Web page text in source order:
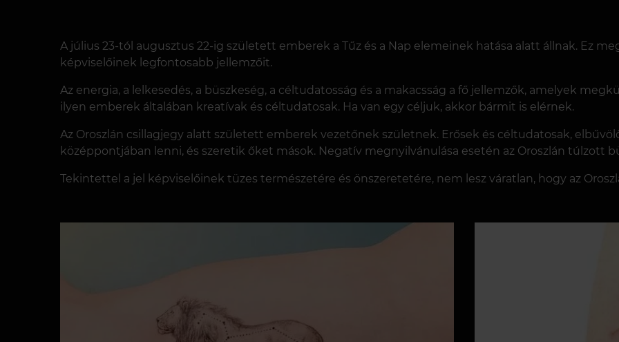
A július 23-tól augusztus 22-ig született emberek a Tűz és a Nap elemeinek hatása alatt állnak. Ez
képviselőinek legfontosabb jellemzőit.
Az energia, a lelkesedés, a büszkeség, a céltudatosság és a makacsság a fő jellemzők, amelyek
ilyen emberek általában kreatívak és céltudatosak. Ha van egy céljuk, akkor bármit is elérnek.
Az Oroszlán csillagjegy alatt született emberek vezetőnek születnek. Erősek és céltudatosak,
középpontjában lenni, és szeretik őket mások. Negatív megnyilvánulása esetén az Oroszlán túlzott
Tekintettel a jel képviselőinek tüzes természetére és önszeretetére, nem lesz váratlan, hogy az